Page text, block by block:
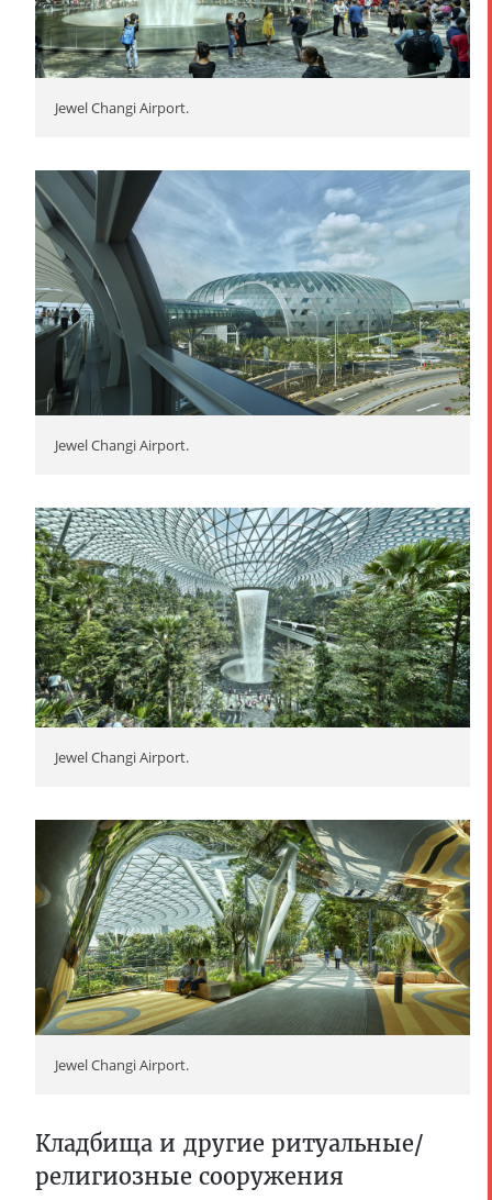
Jewel Changi Airport.
Jewel Changi Airport.
Jewel Changi Airport.
Jewel Changi Airport.
Кладбища и другие ритуальные/
религиозные сооружения